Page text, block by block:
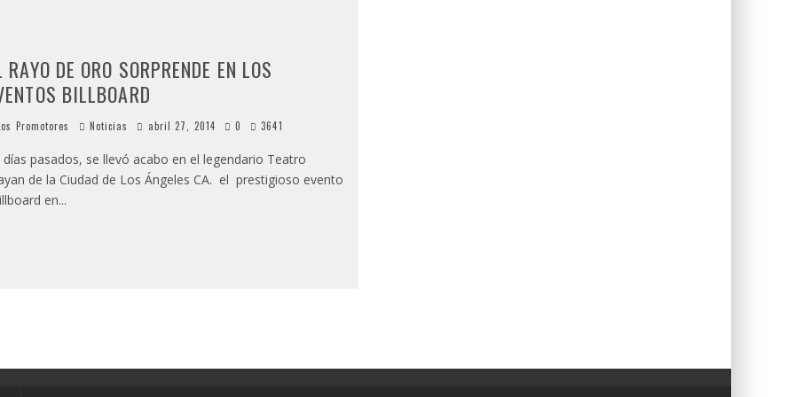
RAYO DE ORO SORPRENDE EN LOS
BILLBOARD
Promotores Noticias abril 27, 2014 0 3641
días pasados, se llevó acabo en el legendario Teatro
de la Ciudad de Los Ángeles CA. el prestigioso evento
en...